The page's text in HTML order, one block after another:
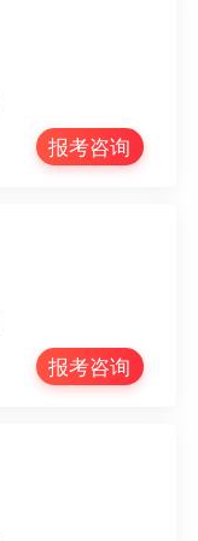
报考咨询
报考咨询